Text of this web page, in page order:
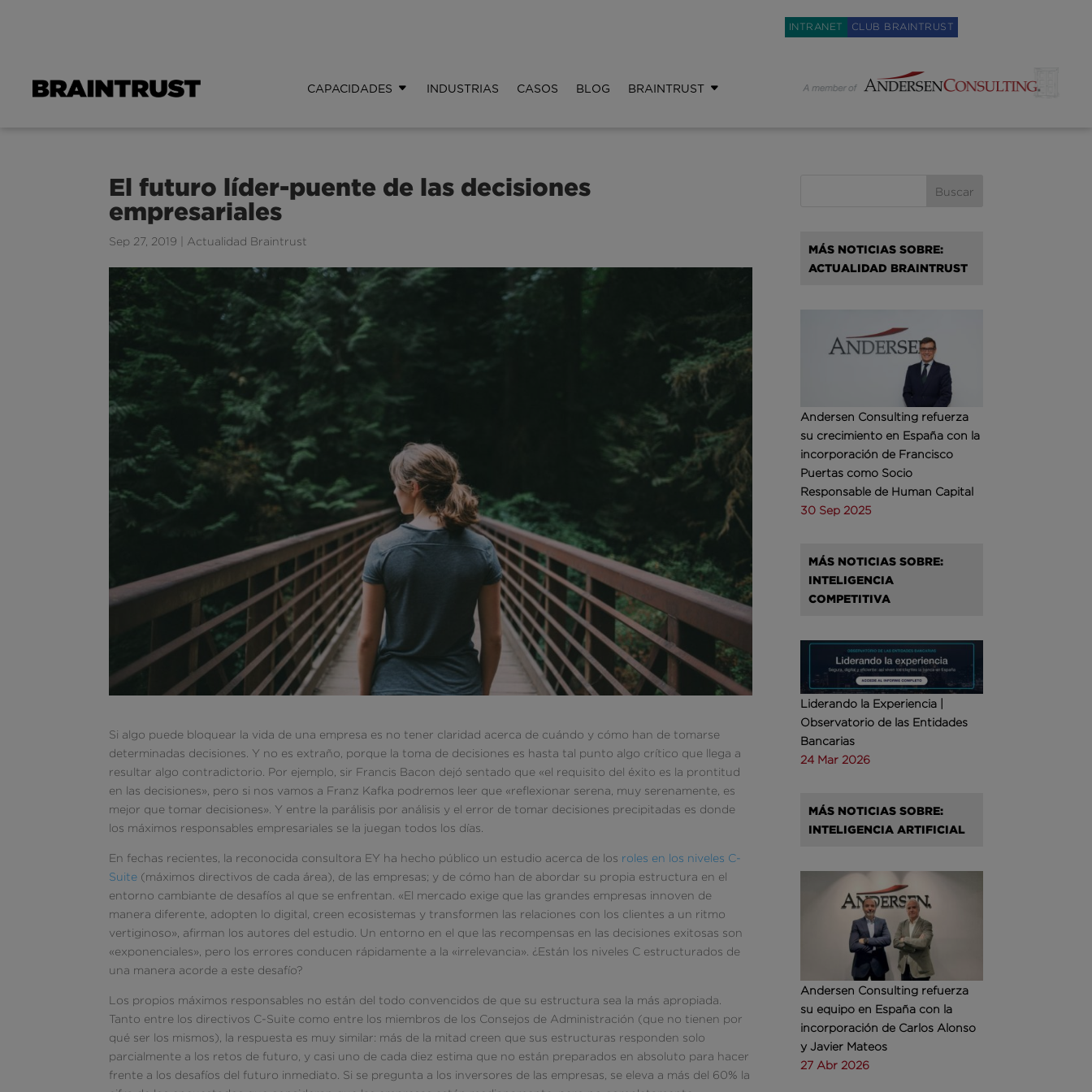
INTRANET CLUB BRAINTRUST
CAPACIDADES INDUSTRIAS CASOS BLOG BRAINTRUST
El futuro líder-puente de las decisiones
empresariales
Sep 27, 2019 Actualidad Braintrust
Si algo puede bloquear la vida de una empresa es no tener claridad acerca de cuándo y cómo han de tomarse
determinadas decisiones. Y no es extraño, porque la toma de decisiones es hasta tal punto algo crítico que llega a
resultar algo contradictorio. Por ejemplo, sir Francis Bacon dejó sentado que «el requisito del éxito es la prontitud
en las decisiones», pero si nos vamos a Franz Kafka podremos leer que «reflexionar serena, muy serenamente, es
mejor que tomar decisiones». Y entre la parálisis por análisis y el error de tomar decisiones precipitadas es donde
los máximos responsables empresariales se la juegan todos los días.
En fechas recientes, la reconocida consultora EY ha hecho público un estudio acerca de los roles en los niveles C-
Suite (máximos directivos de cada área), de las empresas; y de cómo han de abordar su propia estructura en el
entorno cambiante de desafíos al que se enfrentan. «El mercado exige que las grandes empresas innoven de
manera diferente, adopten lo digital, creen ecosistemas y transformen las relaciones con los clientes a un ritmo
vertiginoso», afirman los autores del estudio. Un entorno en el que las recompensas en las decisiones exitosas son
«exponenciales», pero los errores conducen rápidamente a la «irrelevancia». ¿Están los niveles C estructurados de
una manera acorde a este desafío?
Los propios máximos responsables no están del todo convencidos de que su estructura sea la más apropiada.
Tanto entre los directivos C-Suite como entre los miembros de los Consejos de Administración (que no tienen por
qué ser los mismos), la respuesta es muy similar: más de la mitad creen que sus estructuras responden solo
parcialmente a los retos de futuro, y casi uno de cada diez estima que no están preparados en absoluto para hacer
frente a los desafíos del futuro inmediato. Si se pregunta a los inversores de las empresas, se eleva a más del 60% la
MÁS NOTICIAS SOBRE:
ACTUALIDAD BRAINTRUST
Andersen Consulting refuerza
su crecimiento en España con la
incorporación de Francisco
Puertas como Socio
Responsable de Human Capital
30 Sep 2025
MÁS NOTICIAS SOBRE:
INTELIGENCIA
COMPETITIVA
Liderando la Experiencia |
Observatorio de las Entidades
Bancarias
24 Mar 2026
MÁS NOTICIAS SOBRE:
INTELIGENCIA ARTIFICIAL
Andersen Consulting refuerza
su equipo en España con la
incorporación de Carlos Alonso
y Javier Mateos
27 Abr 2026